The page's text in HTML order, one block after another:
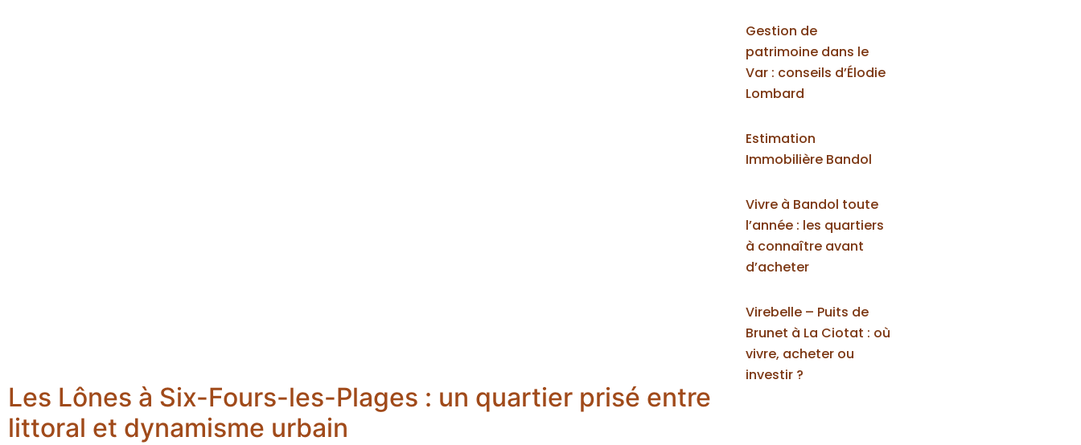
Les Lônes à Six-Fours-les-Plages : un quartier prisé entre
littoral et dynamisme urbain
Gestion de
patrimoine dans le
Var : conseils d’Élodie
Lombard
Estimation
Immobilière Bandol
Vivre à Bandol toute
l’année : les quartiers
à connaître avant
d’acheter
Virebelle – Puits de
Brunet à La Ciotat : où
vivre, acheter ou
investir ?